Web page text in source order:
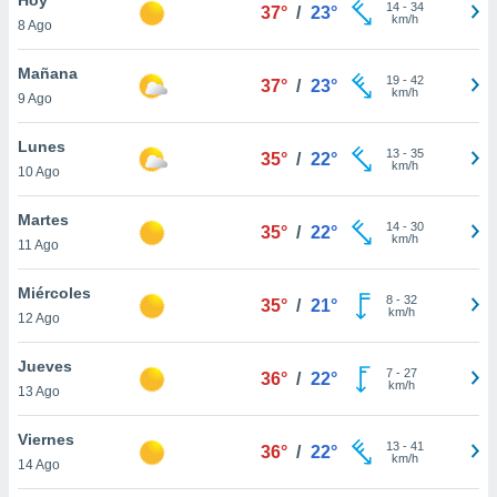
y
en
más
de
8 Ago
37° / 23° 14- 34
km/h
Mañana
9 Ago
37° / 23° 19- 42
km/h
Lunes
10 Ago
35° / 22° 13- 35
km/h
Martes
11 Ago
35° / 22° 14- 30
km/h
Miércoles
12 Ago
35° / 21° 8- 32
km/h
Jueves
13 Ago
36° / 22° 7- 27
km/h
Viernes
14 Ago
36° / 22° 13- 41
km/h